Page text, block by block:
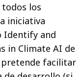
los
iniciativa
Identify and
in Climate AI de
facilitar